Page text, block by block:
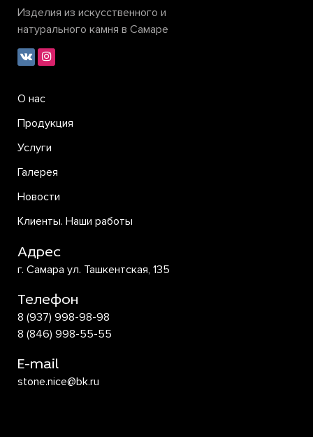
Изделия из искусственного и
натурального камня в Самаре
О нас
Продукция
Услуги
Галерея
Новости
Клиенты. Наши работы
Адрес
г. Самара ул. Ташкентская, 135
Телефон
8 (937) 998-98-98
8 (846) 998-55-55
E-mail
stone.nice@bk.ru